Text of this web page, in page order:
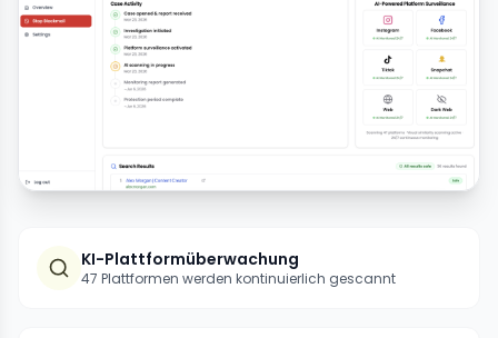
KI-Plattformüberwachung
47 Plattformen werden kontinuierlich gescannt